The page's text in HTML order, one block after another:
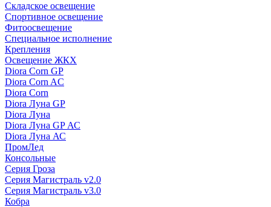
Складское освещение
Спортивное освещение
Фитоосвещение
Специальное исполнение
Крепления
Освещение ЖКХ
Diora Corn GP
Diora Corn AC
Diora Corn
Diora Луна GP
Diora Луна
Diora Луна GP АС
Diora Луна АС
ПромЛед
Консольные
Серия Гроза
Серия Магистраль v2.0
Серия Магистраль v3.0
Кобра